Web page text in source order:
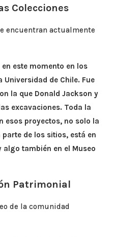
Colecciones
encuentran actualmente
este momento en los
de Chile. Fue
la que Donald Jackson y
excavaciones. Toda la
esos proyectos, no solo la
de los sitios, está en
algo también en el Museo
Patrimonial
de la comunidad